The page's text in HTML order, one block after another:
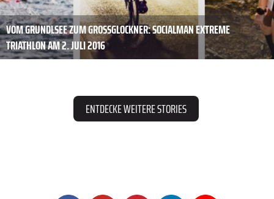
VOM GRUNDLSEE ZUM GROSSGLOCKNER: SOCIALMAN EXTREME T
RIATHLON AM 2. JULI 2016
ENTDECKE WEITERE STORIES